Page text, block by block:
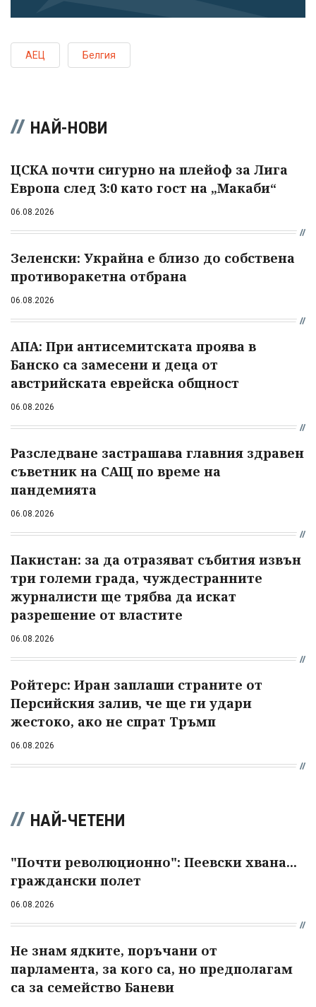
АЕЦ Белгия
НАЙ-НОВИ
ЦСКА почти сигурно на плейоф за Лига
Европа след 3:0 като гост на „Макаби“
06.08.2026
Зеленски: Украйна е близо до собствена
противоракетна отбрана
06.08.2026
АПА: При антисемитската проява в
Банско са замесени и деца от
австрийската еврейска общност
06.08.2026
Разследване застрашава главния здравен
съветник на САЩ по време на
пандемията
06.08.2026
Пакистан: за да отразяват събития извън
три големи града, чуждестранните
журналисти ще трябва да искат
разрешение от властите
06.08.2026
Ройтерс: Иран заплаши страните от
Персийския залив, че ще ги удари
жестоко, ако не спрат Тръмп
06.08.2026
НАЙ-ЧЕТЕНИ
"Почти революционно": Пеевски хвана...
граждански полет
06.08.2026
Не знам ядките, поръчани от
парламента, за кого са, но предполагам
са за семейство Баневи